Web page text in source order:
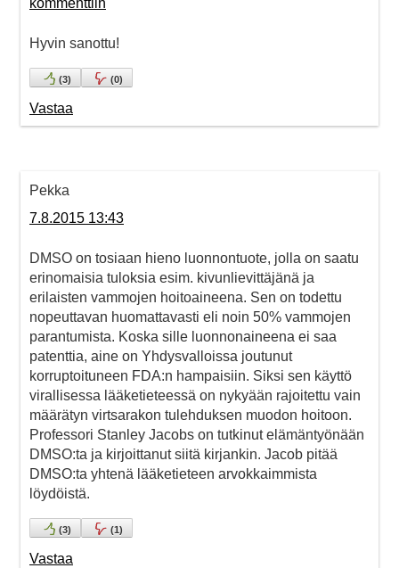
kommenttiin
Hyvin sanottu!
(3) (0)
Vastaa
Pekka
7.8.2015 13:43
DMSO on tosiaan hieno luonnontuote, jolla on saatu
erinomaisia tuloksia esim. kivunlievittäjänä ja
erilaisten vammojen hoitoaineena. Sen on todettu
nopeuttavan huomattavasti eli noin 50% vammojen
parantumista. Koska sille luonnonaineena ei saa
patenttia, aine on Yhdysvalloissa joutunut
korruptoituneen FDA:n hampaisiin. Siksi sen käyttö
virallisessa lääketieteessä on nykyään rajoitettu vain
määrätyn virtsarakon tulehduksen muodon hoitoon.
Professori Stanley Jacobs on tutkinut elämäntyönään
DMSO:ta ja kirjoittanut siitä kirjankin. Jacob pitää
DMSO:ta yhtenä lääketieteen arvokkaimmista
löydöistä.
(3) (1)
Vastaa